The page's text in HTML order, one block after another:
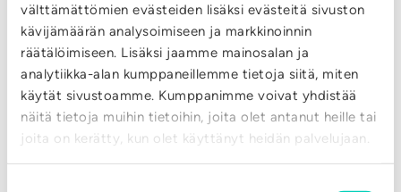
välttämättömien evästeiden lisäksi evästeitä sivuston
kävijämäärän analysoimiseen ja markkinoinnin
räätälöimiseen. Lisäksi jaamme mainosalan ja
analytiikka-alan kumppaneillemme tietoja siitä, miten
käytät sivustoamme. Kumppanimme voivat yhdistää
näitä tietoja muihin tietoihin, joita olet antanut heille tai
joita on kerätty, kun olet käyttänyt heidän palvelujaan.
Yritys
Palvelemme kesällä
normaalisti
LUE LISÄÄ
P